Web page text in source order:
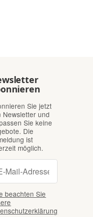
Sie jetzt
Newsletter und
Sie keine
Die
ist
möglich.
Abonnieren
beachten Sie